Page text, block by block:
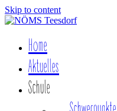
Skip to content
Home
Aktuelles
Schule